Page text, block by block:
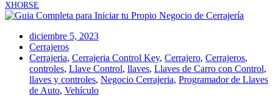
XHORSE
diciembre 5, 2023
Cerrajeros
Cerrajeria, Cerrajeria Control Key, Cerrajero, Cerrajeros,
controles, Llave Control, llaves, Llaves de Carro con Control,
llaves y controles, Negocio Cerrajeria, Programador de Llaves
de Auto, Vehículo